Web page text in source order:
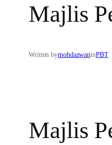
Majlis
Written bymohdazwaninPBT
Majlis